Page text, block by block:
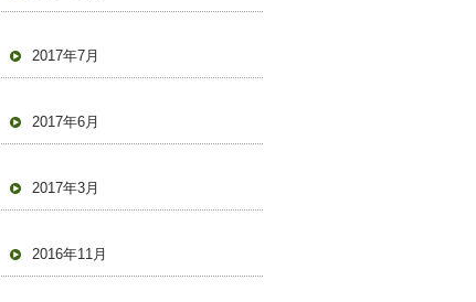
2017年7月
2017年6月
2017年3月
2016年11月